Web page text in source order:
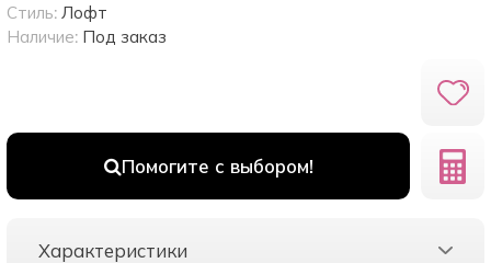
Помогите с выбором!
Стиль: Лофт
Наличие: Под заказ
Характеристики